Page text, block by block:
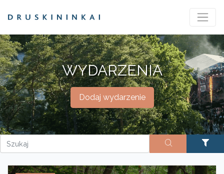
WYDARZENIA
Dodaj wydarzenie